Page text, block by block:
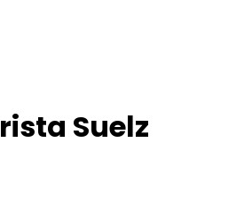
Suelz